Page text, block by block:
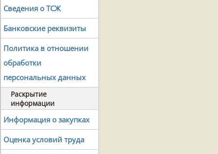
Сведения о ТСЖ
Банковские реквизиты
Политика в отношении
обработки
персональных данных
Раскрытие
информации
Информация о закупках
Оценка условий труда